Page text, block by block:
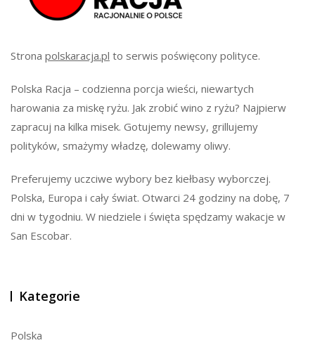
Strona polskaracja.pl to serwis poświęcony polityce.
Polska Racja – codzienna porcja wieści, niewartych
harowania za miskę ryżu. Jak zrobić wino z ryżu? Najpierw
zapracuj na kilka misek. Gotujemy newsy, grillujemy
polityków, smażymy władzę, dolewamy oliwy.
Preferujemy uczciwe wybory bez kiełbasy wyborczej.
Polska, Europa i cały świat. Otwarci 24 godziny na dobę, 7
dni w tygodniu. W niedziele i święta spędzamy wakacje w
San Escobar.
Kategorie
Polska